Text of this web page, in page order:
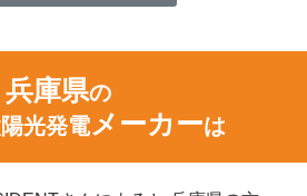
兵庫県の
光発電メーカーは